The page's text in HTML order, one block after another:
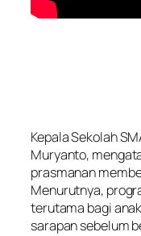
Kepala Sekolah
Muryanto,
prasmanan
Menurutnya,
terutama bagi
sarapan sebelum